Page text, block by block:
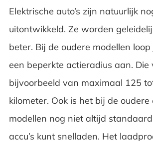
Elektrische auto’s zijn natuurlijk
uitontwikkeld. Ze worden
beter. Bij de oudere modellen
een beperkte actieradius aan.
bijvoorbeeld van maximaal 125
kilometer. Ook is het bij de oudere
modellen nog niet altijd
accu’s kunt snelladen. Het